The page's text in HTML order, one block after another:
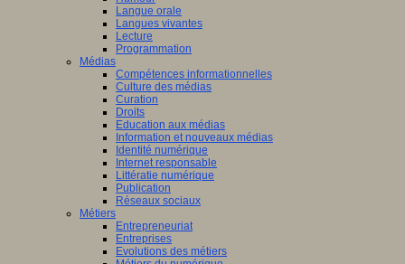
Langue orale
Langues vivantes
Lecture
Programmation
Médias
Compétences informationnelles
Culture des médias
Curation
Droits
Education aux médias
Information et nouveaux médias
Identité numérique
Internet responsable
Littératie numérique
Publication
Réseaux sociaux
Métiers
Entrepreneuriat
Entreprises
Evolutions des métiers